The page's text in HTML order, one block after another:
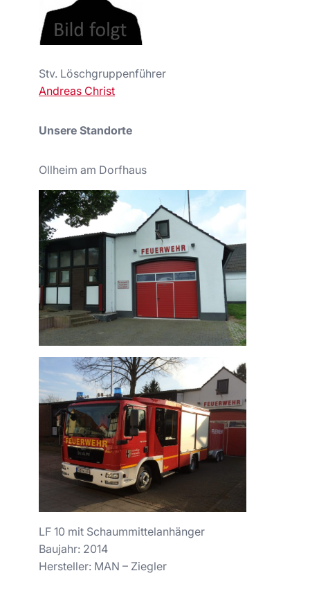
Stv. Löschgruppenführer
Andreas Christ
Unsere Standorte
Ollheim am Dorfhaus
LF 10 mit Schaummittelanhänger
Baujahr: 2014
Hersteller: MAN – Ziegler